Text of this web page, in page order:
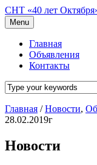
СНТ «40 лет
Menu
Главная
Объявления
Контакты
Главная / Новости,
28.02.2019г
Новости